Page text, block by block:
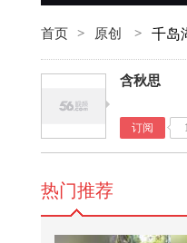
首页 > 原创 > 千岛
含秋思
订阅
热门推荐